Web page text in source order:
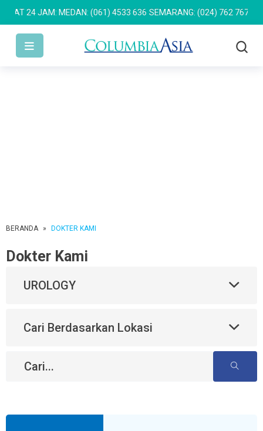
24 JAM: MEDAN: (061) 4533 636 SEMARANG: (024) 762 7676
BERANDA » DOKTER KAMI
Dokter Kami
UROLOGY
Cari Berdasarkan Lokasi